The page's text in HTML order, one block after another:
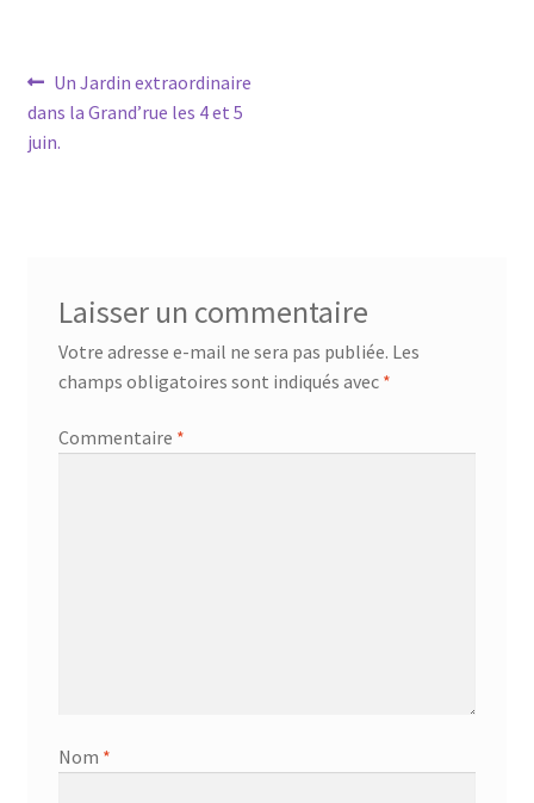
Navigation
de
Article
précédent :
Un Jardin extraordinaire
dans la Grand’rue les 4 et 5
juin.
Laisser un commentaire
Votre adresse e-mail ne sera pas publiée. Les
champs obligatoires sont indiqués avec *
Commentaire *
Nom *